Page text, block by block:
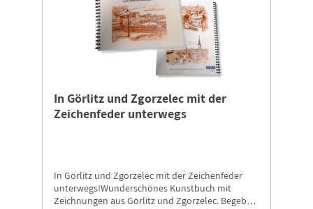
In Görlitz und Zgorzelec mit der
Zeichenfeder unterwegs
In Görlitz und Zgorzelec mit der Zeichenfeder
unterwegs!Wunderschönes Kunstbuch mit
Zeichnungen aus Görlitz und Zgorzelec. Begeben